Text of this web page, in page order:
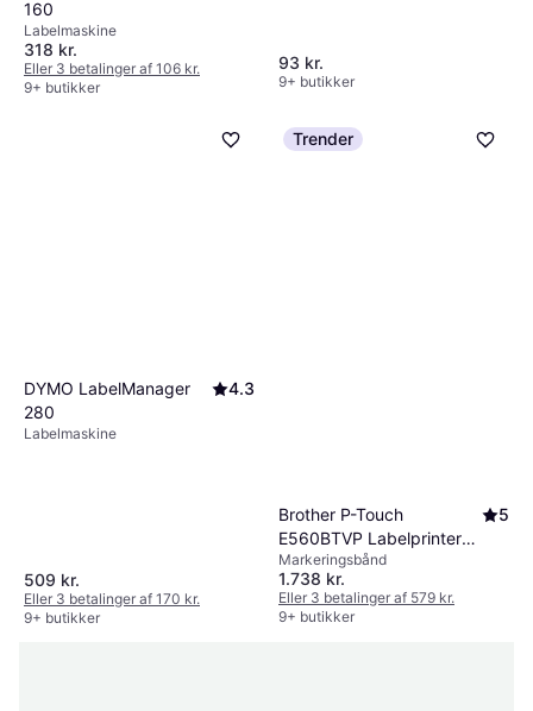
160
Labelmaskine
318 kr.
Eller 3 betalinger af 106 kr.
9+ butikker
93 kr.
9+ butikker
DYMO LabelManager
280
4.3
Labelmaskine
509 kr.
Eller 3 betalinger af 170 kr.
9+ butikker
Trender
Brother P-Touch
E560BTVP Labelprinter
Set of 2
5
Markeringsbånd
1.738 kr.
Eller 3 betalinger af 579 kr.
9+ butikker